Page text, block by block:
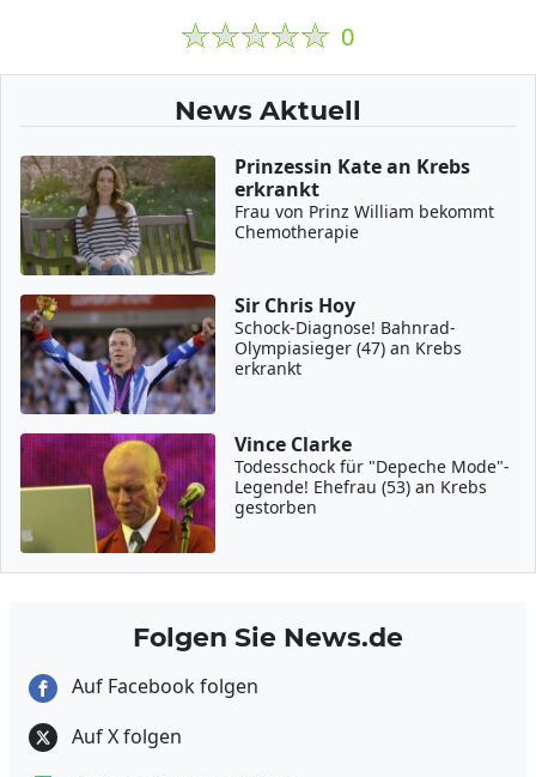
0
News Aktuell
Prinzessin Kate an Krebs
erkrankt
Frau von Prinz William bekommt
Chemotherapie
Sir Chris Hoy
Schock-Diagnose! Bahnrad-
Olympiasieger (47) an Krebs
erkrankt
Vince Clarke
Todesschock für "Depeche Mode"-
Legende! Ehefrau (53) an Krebs
gestorben
Folgen Sie News.de
Auf Facebook folgen
Auf X folgen